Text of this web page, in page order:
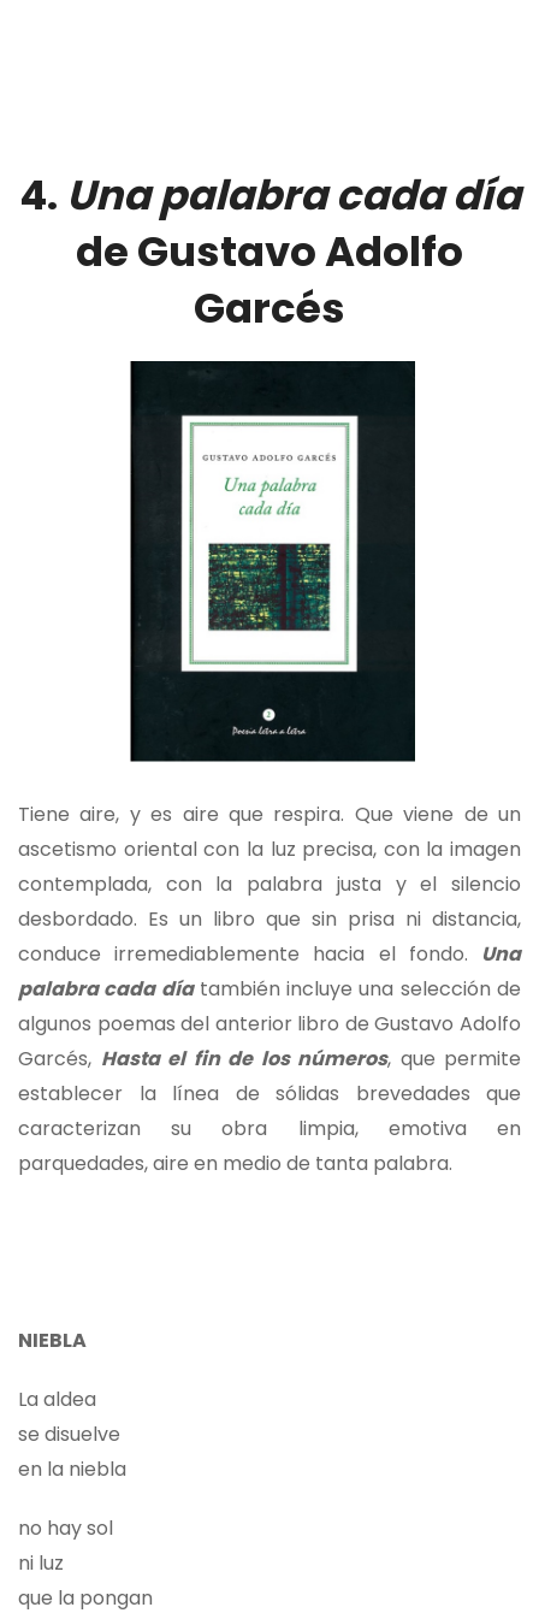
4. Una palabra cada día
de Gustavo Adolfo
Garcés
Tiene aire, y es aire que respira. Que viene de un
ascetismo oriental con la luz precisa, con la imagen
contemplada, con la palabra justa y el silencio
desbordado. Es un libro que sin prisa ni distancia,
conduce irremediablemente hacia el fondo. Una
palabra cada díatambién incluye una selección de
algunos poemas del anterior libro de Gustavo Adolfo
Garcés, Hasta el fin de los números, que permite
establecer la línea de sólidas brevedades que
caracterizan su obra limpia, emotiva en
parquedades, aire en medio de tanta palabra.
NIEBLA
La aldea
se disuelve
en la niebla
no hay sol
ni luz
que la pongan